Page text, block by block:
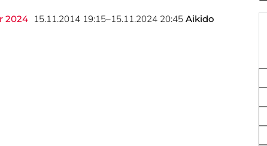
2024 15.11.2014 19:15–15.11.2024 20:45 Aikido
nehmen Sie Kontakt mit uns auf. Wir helfen gerne